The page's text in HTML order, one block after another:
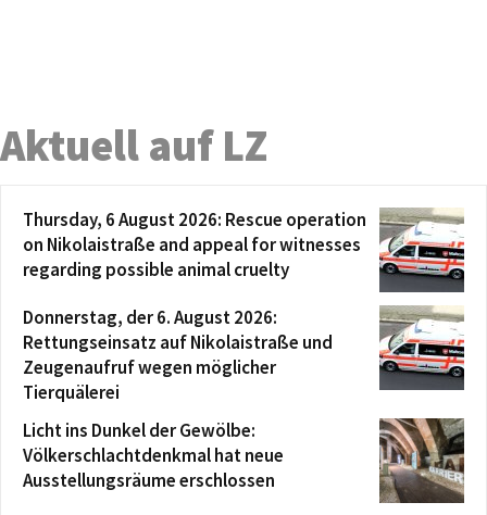
Aktuell auf LZ
Thursday, 6 August 2026: Rescue operation
on Nikolaistraße and appeal for witnesses
regarding possible animal cruelty
Donnerstag, der 6. August 2026:
Rettungseinsatz auf Nikolaistraße und
Zeugenaufruf wegen möglicher
Tierquälerei
Licht ins Dunkel der Gewölbe:
Völkerschlachtdenkmal hat neue
Ausstellungsräume erschlossen